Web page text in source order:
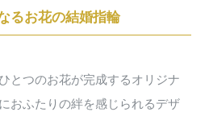
るお花の結婚指輪
とつのお花が完成するオリジナ
おふたりの絆を感じられるデザ